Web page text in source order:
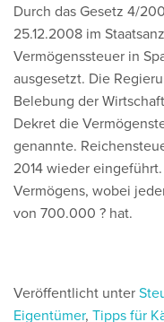
Durch das Gesetz 4/
25.12.2008 im
Vermögenssteuer in
ausgesetzt. Die
Belebung der
Dekret die
genannte.
2014 wieder
Vermögens, wobei
von 700.000 ? hat.
Veröffentlicht unter
Eigentümer, Tipps für